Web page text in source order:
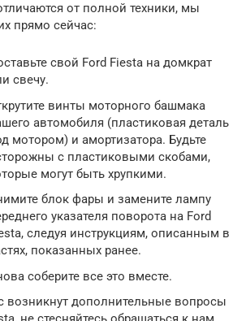
от полной техники, мы
прямо сейчас:
свой Ford Fiesta на домкрат
свечу.
винты моторного башмака
автомобиля (пластиковая деталь
мотором) и амортизатора. Будьте
с пластиковыми скобами,
могут быть хрупкими.
блок фары и замените лампу
указателя поворота на Ford
следуя инструкциям, описанным в
показанных ранее.
соберите все это вместе.
возникнут дополнительные вопросы